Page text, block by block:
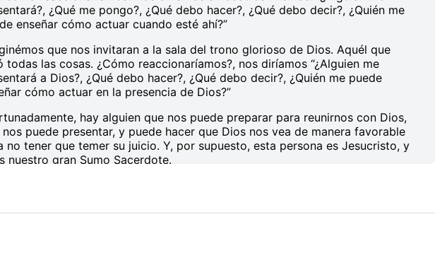
¿Qué me pongo?, ¿Qué debo hacer?, ¿Qué debo decir?, ¿Quién me
enseñar cómo actuar cuando esté ahí?”
que nos invitaran a la sala del trono glorioso de Dios. Aquél que
todas las cosas. ¿Cómo reaccionaríamos?, nos diríamos “¿Alguien me
a Dios?, ¿Qué debo hacer?, ¿Qué debo decir?, ¿Quién me puede
cómo actuar en la presencia de Dios?”
hay alguien que nos puede preparar para reunirnos con Dios,
nos puede presentar, y puede hacer que Dios nos vea de manera favorable
no tener que temer su juicio. Y, por supuesto, esta persona es Jesucristo, y
nuestro gran Sumo Sacerdote.
oficio bíblico de sacerdote, mediando el pacto entre Dios y su pueblo.